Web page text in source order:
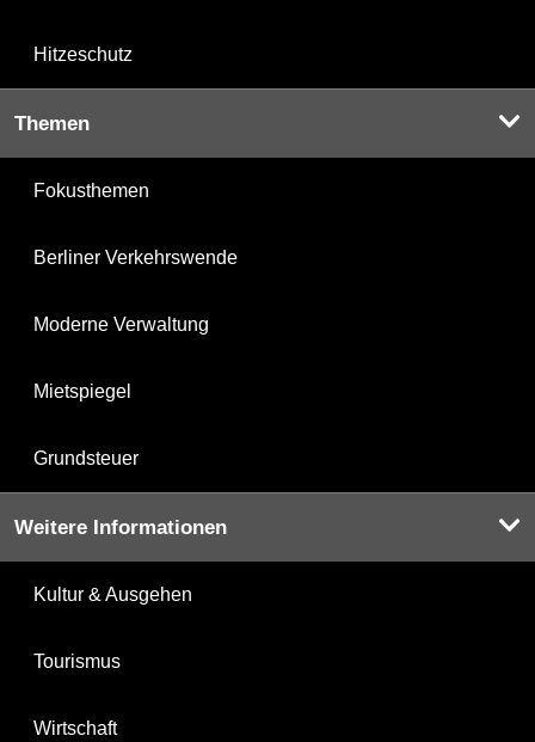
Hitzeschutz
Themen
Fokusthemen
Berliner Verkehrswende
Moderne Verwaltung
Mietspiegel
Grundsteuer
Weitere Informationen
Kultur & Ausgehen
Tourismus
Wirtschaft